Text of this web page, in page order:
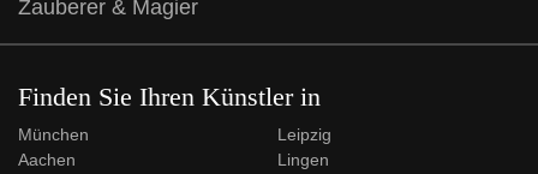
Zauberer & Magier
Finden Sie Ihren Künstler in
München
Aachen
Leipzig
Lingen